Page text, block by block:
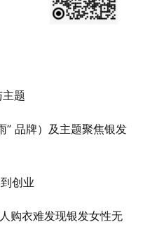
题
品牌）及主题聚焦银发
创业
购衣难发现银发女性无